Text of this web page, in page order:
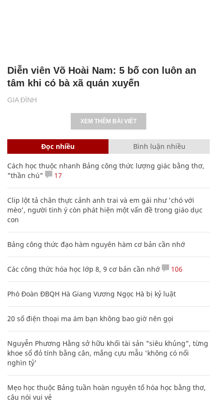
GIA ĐÌNH
Diễn viên Võ Hoài Nam: 5 bố con luôn an
tâm khi có bà xã quán xuyến
XEM THÊM BÀI VIẾT
Đọc nhiều Bình luận nhiều
Cách học thuộc nhanh Bảng công thức lượng giác bằng thơ,
"thần chú"
17
Clip lột tả chân thực cảnh anh trai và em gái như 'chó với
mèo', người tinh ý còn phát hiện một vấn đề trong giáo dục
con
Bảng công thức đạo hàm nguyên hàm cơ bản cần nhớ
Các công thức hóa học lớp 8, 9 cơ bản cần nhớ 106
Phó Đoàn ĐBQH Hà Giang Vương Ngọc Hà bị kỷ luật
20 số điện thoại ma ám bạn không bao giờ nên gọi
Nguyễn Phương Hằng sở hữu khối tài sản "siêu khủng", từng
khoe sổ đỏ tính bằng cân, mắng cựu mẫu 'không có nổi
nghìn tỷ'
Mẹo học thuộc Bảng tuần hoàn nguyên tố hóa học bằng thơ,
câu nói vui vẻ